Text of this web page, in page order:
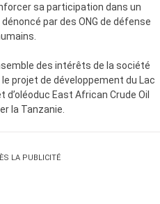
sa participation dans un
par des ONG de défense
des intérêts de la société
projet de développement du Lac
East African Crude Oil
la Tanzanie.
LA PUBLICITÉ